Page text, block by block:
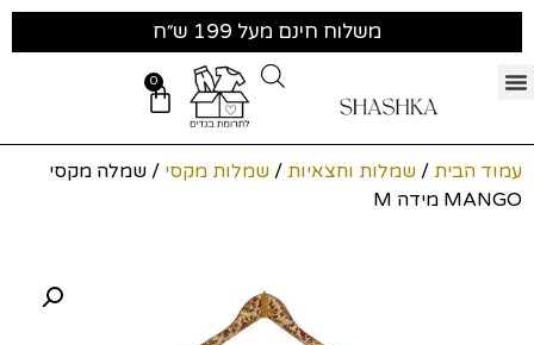
משלוח חינם מעל 199 ש״ח
0
עמוד הבית / שמלות וחצאיות / שמלות מקסי / שמלה מקסי
MANGO מידה M